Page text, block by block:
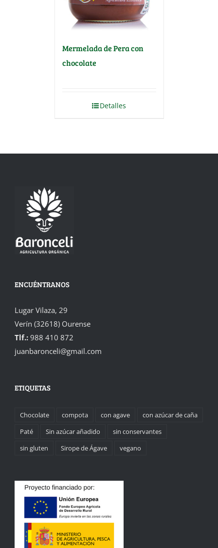
Mermelada de Pera con
chocolate
Detalles
ENCUÉNTRANOS
Lugar Vilaza, 29
Verín (32618) Ourense
Tlf.: 988 410 872
juanbaronceli@gmail.com
ETIQUETAS
Chocolate compota con agave
con azúcar de caña
Paté
Sin azúcar añadido
sin conservantes
sin gluten
Sirope de Ágave vegano